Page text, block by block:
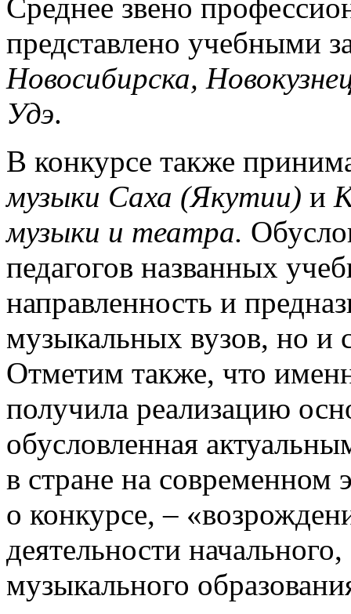
Среднее звено
представлено учебными
Новосибирска,
Удэ.
В конкурсе также
музыки Саха (Якутии) и
музыки и театра.
педагогов названных
направленность и
музыкальных вузов, но и
Отметим также, что
получила реализацию
обусловленная
в стране на современном
о конкурсе, –
деятельности
музыкального